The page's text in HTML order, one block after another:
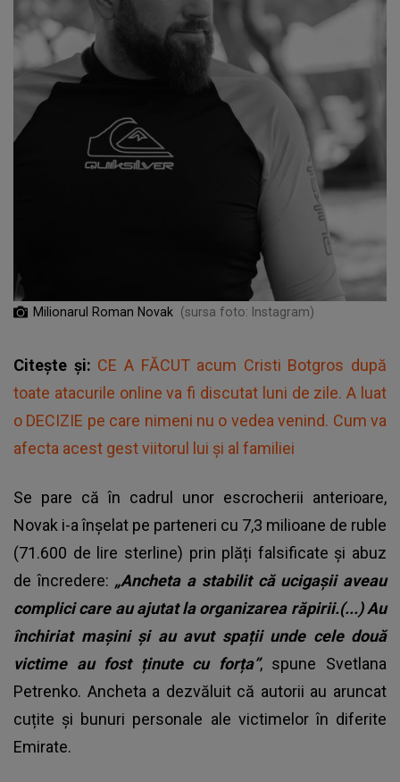
Milionarul Roman Novak (sursa foto: Instagram)
Citește și: CE A FĂCUT acum Cristi Botgros după
toate atacurile online va fi discutat luni de zile. A luat
o DECIZIE pe care nimeni nu o vedea venind. Cum va
afecta acest gest viitorul lui și al familiei
Se pare că în cadrul unor escrocherii anterioare,
Novak i-a înșelat pe parteneri cu 7,3 milioane de ruble
(71.600 de lire sterline) prin plăți falsificate și abuz
de încredere: „Ancheta a stabilit că ucigașii aveau
complici care au ajutat la organizarea răpirii.(...) Au
închiriat mașini și au avut spații unde cele două
victime au fost ținute cu forța”, spune Svetlana
Petrenko. Ancheta a dezvăluit că autorii au aruncat
cuțite și bunuri personale ale victimelor în diferite
Emirate.